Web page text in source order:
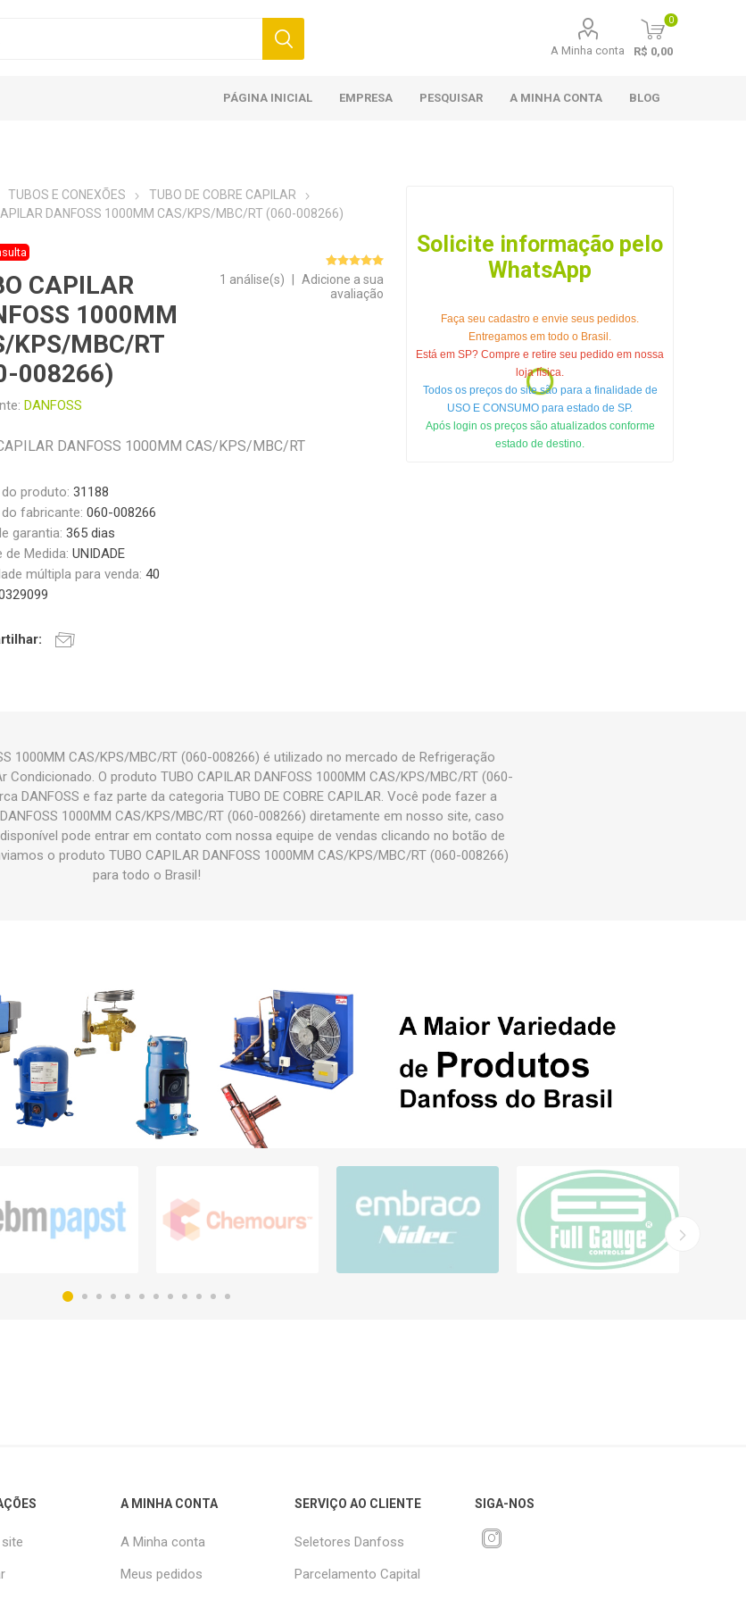
A Minha conta
0
R$ 0,00
PÁGINA INICIAL EMPRESA PESQUISAR A MINHA CONTA BLOG
TUBOS E CONEXÕES
TUBO DE COBRE CAPILAR
DANFOSS 1000MM CAS/KPS/MBC/RT (060-008266)
CAPILAR
1000MM
KPS/MBC/RT
008266)
DANFOSS
1 análise(s)
Adicione a sua
avaliação
DANFOSS 1000MM CAS/KPS/MBC/RT
produto: 31188
fabricante: 060-008266
garantia:365 dias
de Medida:UNIDADE
múltipla para venda:40
Solicite informação pelo
WhatsApp
Faça seu cadastro e envie seus pedidos.
Entregamos em todo o Brasil.
Está em SP? Compre e retire seu pedido em nossa
loja física.
Todos os preços do site são para a finalidade de
USO E CONSUMO para estado de SP.
Após login os preços são atualizados conforme
estado de destino.
1000MM CAS/KPS/MBC/RT (060-008266) é utilizado no mercado de Refrigeração
O produto TUBO CAPILAR DANFOSS 1000MM CAS/KPS/MBC/RT (060-
DANFOSS e faz parte da categoria TUBO DE COBRE CAPILAR. Você pode fazer a
1000MM CAS/KPS/MBC/RT (060-008266) diretamente em nosso site, caso
pode entrar em contato com nossa equipe de vendas clicando no botão de
o produto TUBO CAPILAR DANFOSS 1000MM CAS/KPS/MBC/RT (060-008266)
para todo o Brasil!
A MINHA CONTA
A Minha conta
Meus pedidos
SERVIÇO AO CLIENTE
Seletores Danfoss
Parcelamento Capital
SIGA-NOS